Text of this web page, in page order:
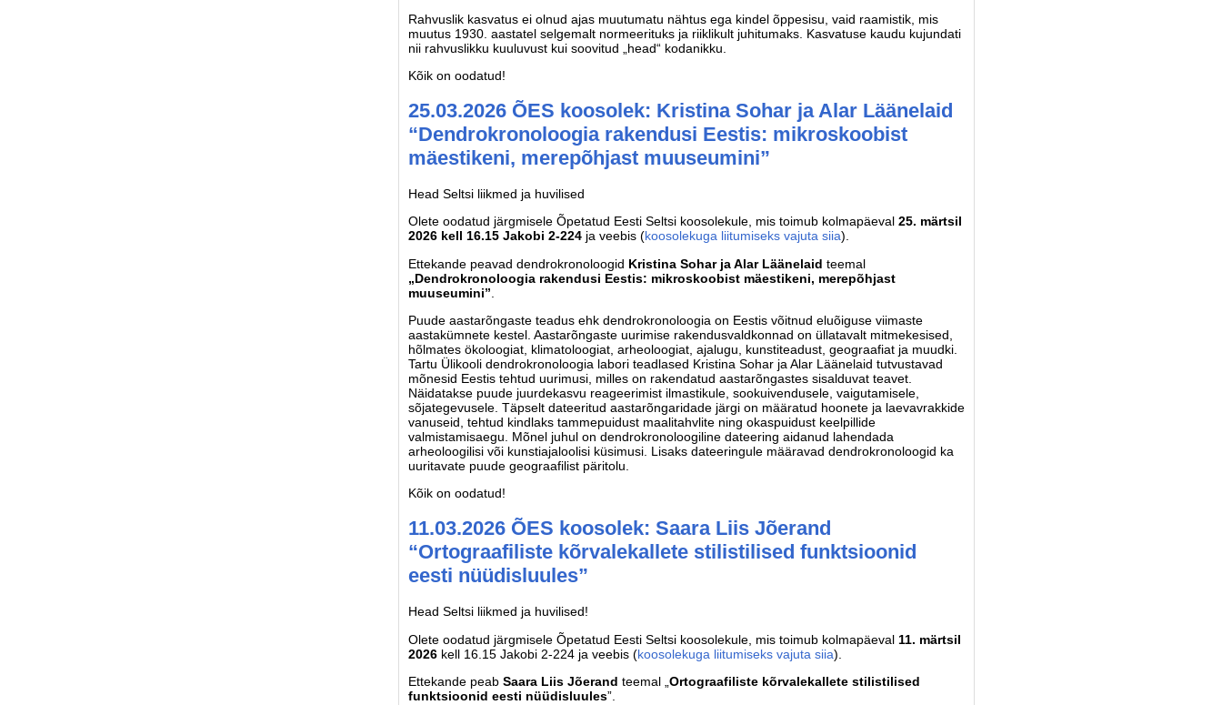
Rahvuslik kasvatus ei olnud ajas muutumatu nähtus ega kindel õppesisu, vaid raamistik, mis
muutus 1930. aastatel selgemalt normeerituks ja riiklikult juhitumaks. Kasvatuse kaudu kujundati
nii rahvuslikku kuuluvust kui soovitud „head“ kodanikku.
Kõik on oodatud!
25.03.2026 ÕES koosolek: Kristina Sohar ja Alar Läänelaid
“Dendrokronoloogia rakendusi Eestis: mikroskoobist
mäestikeni, merepõhjast muuseumini”
Head Seltsi liikmed ja huvilised
Olete oodatud järgmisele Õpetatud Eesti Seltsi koosolekule, mis toimub kolmapäeval 25. märtsil
2026 kell 16.15 Jakobi 2-224 ja veebis (koosolekuga liitumiseks vajuta siia).
Ettekande peavad dendrokronoloogid Kristina Sohar ja Alar Läänelaid teemal
„Dendrokronoloogia rakendusi Eestis: mikroskoobist mäestikeni, merepõhjast
muuseumini”
Puude aastarõngaste teadus ehk dendrokronoloogia on Eestis võitnud eluõiguse viimaste
aastakümnete kestel. Aastarõngaste uurimise rakendusvaldkonnad on üllatavalt mitmekesised,
hõlmates ökoloogiat, klimatoloogiat, arheoloogiat, ajalugu, kunstiteadust, geograafiat ja muudki.
Tartu Ülikooli dendrokronoloogia labori teadlased Kristina Sohar ja Alar Läänelaid tutvustavad
mõnesid Eestis tehtud uurimusi, milles on rakendatud aastarõngastes sisalduvat teavet.
Näidatakse puude juurdekasvu reageerimist ilmastikule, sookuivendusele, vaigutamisele,
sõjategevusele. Täpselt dateeritud aastarõngaridade järgi on määratud hoonete ja laevavrakkide
vanuseid, tehtud kindlaks tammepuidust maalitahvlite ning okaspuidust keelpillide
valmistamisaegu. Mõnel juhul on dendrokronoloogiline dateering aidanud lahendada
arheoloogilisi või kunstiajaloolisi küsimusi. Lisaks dateeringule määravad dendrokronoloogid ka
uuritavate puude geograafilist päritolu.
Kõik on oodatud!
11.03.2026 ÕES koosolek: Saara Liis Jõerand
“Ortograafiliste kõrvalekallete stilistilised funktsioonid
eesti nüüdisluules”
Head Seltsi liikmed ja huvilised!
Olete oodatud järgmisele Õpetatud Eesti Seltsi koosolekule, mis toimub kolmapäeval 11. märtsil
2026 kell 16.15 Jakobi 2-224 ja veebis (koosolekuga liitumiseks vajuta siia).
Ettekande peab Saara Liis Jõerand teemal „ Ortograafiliste kõrvalekallete stilistilised
funktsioonid eesti nüüdisluules”.